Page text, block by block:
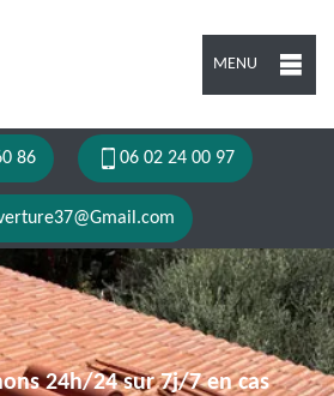
MENU
86 06 02 24 00 97
24h/24 sur 7j/7 en cas